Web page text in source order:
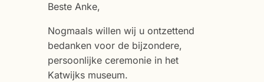
Beste Anke,
Nogmaals willen wij u ontzettend
bedanken voor de bijzondere,
persoonlijke ceremonie in het
Katwijks museum.